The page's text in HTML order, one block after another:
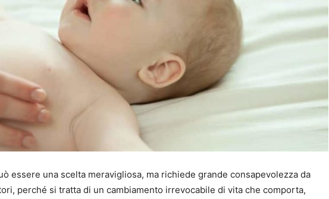
essere una scelta meravigliosa, ma richiede grande consapevolezza da
perché si tratta di un cambiamento irrevocabile di vita che comporta,